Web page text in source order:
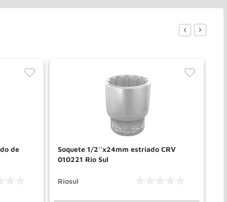
de
Soquete 1/2''x24mm estriado CRV
010221 Rio Sul
Riosul